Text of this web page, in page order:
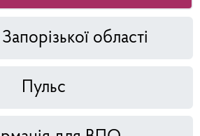
області
Пульс